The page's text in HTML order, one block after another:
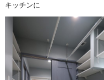
キッチンに